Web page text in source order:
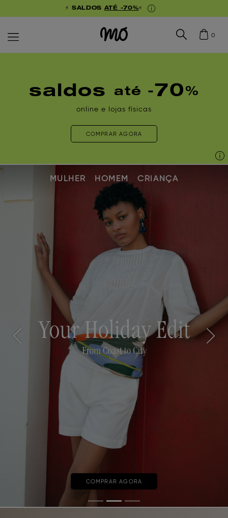
⚡ SALDOS ATÉ -70%⚡
0
MULHER HOMEM CRIANÇA
saldos até - 70 %
online e lojas físicas
COMPRAR AGORA
COMPRAR AGORA
Previous Next